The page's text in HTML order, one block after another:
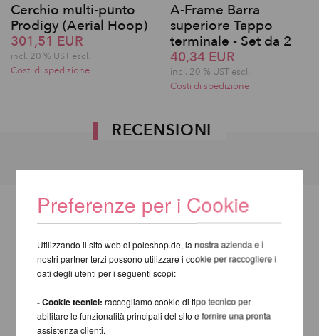
Cerchio multi-punto
Prodigy (Aerial Hoop)
301,51 EUR
incl. 20 % UST escl.
Costi di spedizione
A-Frame Barra
superiore Tappo
terminale - Set da 2
40,34 EUR
incl. 20 % UST escl.
Costi di spedizione
RECENSIONI
Preferenze per i Cookie
Utilizzando il sito web di poleshop.de, la nostra azienda e i
nostri partner terzi possono utilizzare i cookie per raccogliere i
dati degli utenti per i seguenti scopi:
- Cookie tecnici: raccogliamo cookie di tipo tecnico per
abilitare le funzionalità principali del sito e fornire una pronta
assistenza clienti.